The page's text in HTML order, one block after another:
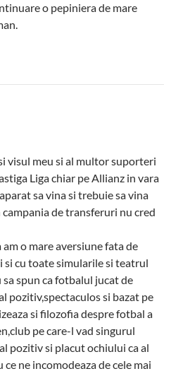
o pepiniera de mare
visul meu si al multor suporteri
Liga chiar pe Allianz in vara
sa vina si trebuie sa vina
campania de transferuri nu cred
am o mare aversiune fata de
si cu toate simularile si teatrul
sa spun ca fotbalul jucat de
pozitiv,spectaculos si bazat pe
si filozofia despre fotbal a
pe care-l vad singurul
pozitiv si placut ochiului ca al
ne incomodeaza de cele mai